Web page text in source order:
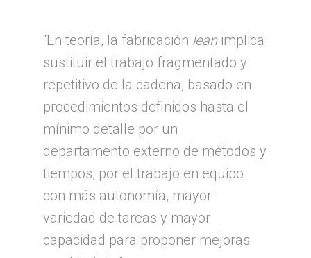
“En teoría, la fabricación leanimplica
sustituir el trabajo fragmentado y
repetitivo de la cadena, basado en
procedimientos definidos hasta el
mínimo detalle por un
departamento externo de métodos y
tiempos, por el trabajo en equipo
con más autonomía, mayor
variedad de tareas y mayor
capacidad para proponer mejoras